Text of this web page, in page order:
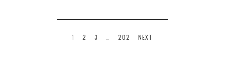
1 2 3 202 NEXT